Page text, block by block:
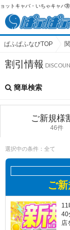
ャバ・いちゃキャバ割引情
ぱふぱふなびTOP
割引情報
簡単検索
ご新規様
46件
選択中の条件： 全て
ご
11
40
店